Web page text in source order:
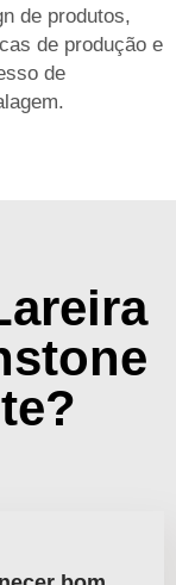
de produtos,
de produção e
de